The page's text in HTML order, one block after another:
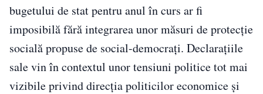
bugetului de stat pentru anul în curs ar fi
imposibilă fără integrarea unor măsuri de protecție
socială propuse de social-democrați. Declarațiile
sale vin în contextul unor tensiuni politice tot mai
vizibile privind direcția politicilor economice și